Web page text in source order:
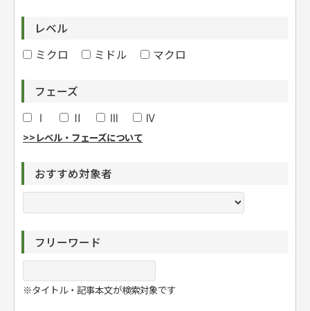
レベル
ミクロ
ミドル マクロ
フェーズ
Ⅰ
Ⅱ Ⅲ Ⅳ
>>レベル・フェーズについて
おすすめ対象者
フリーワード
※タイトル・記事本文が検索対象です